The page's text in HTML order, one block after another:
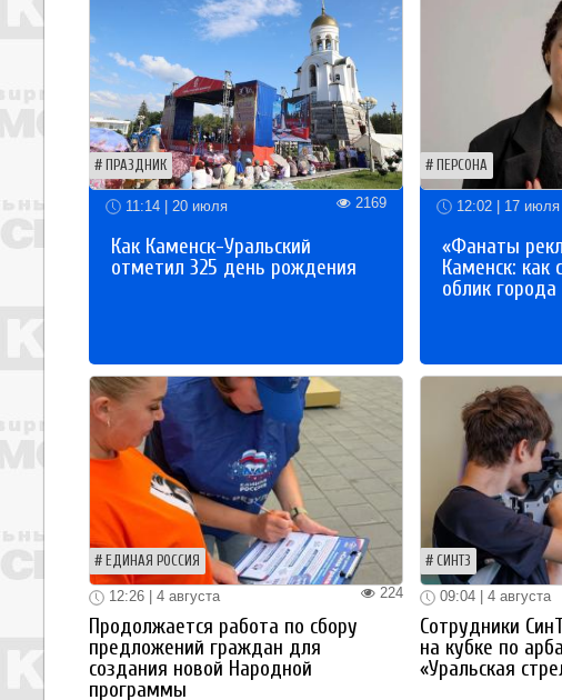
ПРАЗДНИК
11:14 | 20 июля 2169
Как Каменск-Уральский
отметил 325 день рождения
ПЕРСОНА
12:02 | 17 июля
«Фанаты
Каменск: как
облик города
ЕДИНАЯ РОССИЯ
224
12:26 | 4 августа
Продолжается работа по сбору
предложений граждан для
создания новой Народной
программы
СИНТЗ
09:04 | 4 августа
Сотрудники
на кубке по
«Уральская